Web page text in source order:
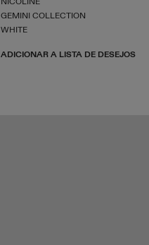
GEMINI COLLECTION
WHITE
ADICIONAR A LISTA DE DESEJOS